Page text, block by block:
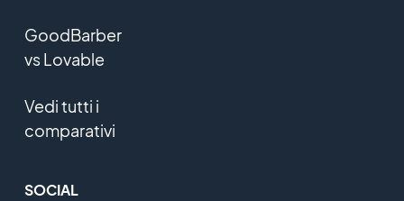
GoodBarber
vs Lovable
Vedi tutti i
comparativi
SOCIAL